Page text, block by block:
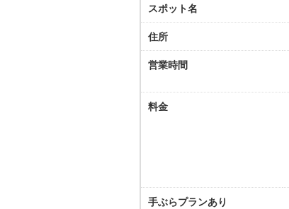
スポット名
住所
営業時間
料金
手ぶらプランあり